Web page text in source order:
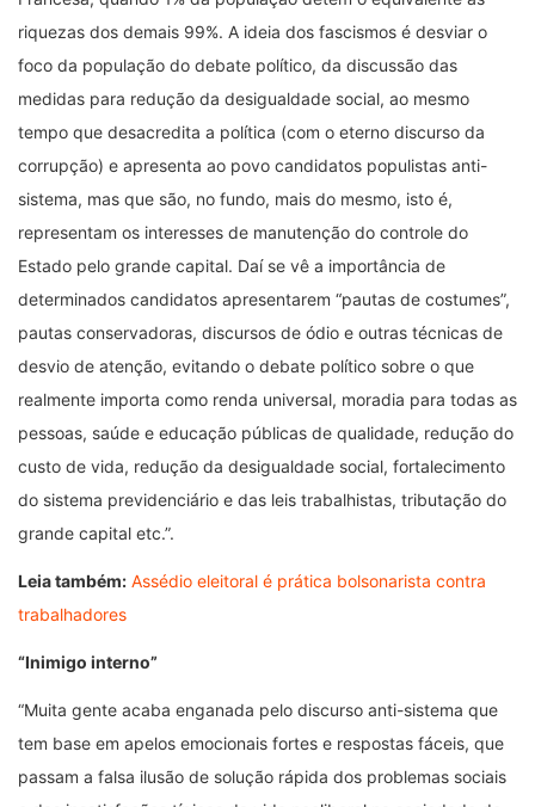
riquezas dos demais 99%. A ideia dos fascismos é desviar o
foco da população do debate político, da discussão das
medidas para redução da desigualdade social, ao mesmo
tempo que desacredita a política (com o eterno discurso da
corrupção) e apresenta ao povo candidatos populistas anti-
sistema, mas que são, no fundo, mais do mesmo, isto é,
representam os interesses de manutenção do controle do
Estado pelo grande capital. Daí se vê a importância de
determinados candidatos apresentarem “pautas de costumes”,
pautas conservadoras, discursos de ódio e outras técnicas de
desvio de atenção, evitando o debate político sobre o que
realmente importa como renda universal, moradia para todas as
pessoas, saúde e educação públicas de qualidade, redução do
custo de vida, redução da desigualdade social, fortalecimento
do sistema previdenciário e das leis trabalhistas, tributação do
grande capital etc.”.
Leia também: Assédio eleitoral é prática bolsonarista contra
trabalhadores
“Inimigo interno”
“Muita gente acaba enganada pelo discurso anti-sistema que
tem base em apelos emocionais fortes e respostas fáceis, que
passam a falsa ilusão de solução rápida dos problemas sociais